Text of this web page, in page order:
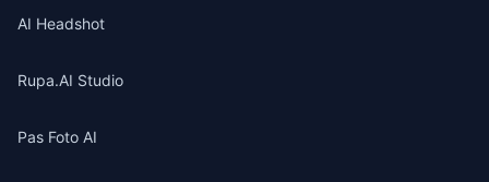
AI Headshot
Rupa.AI Studio
Pas Foto AI